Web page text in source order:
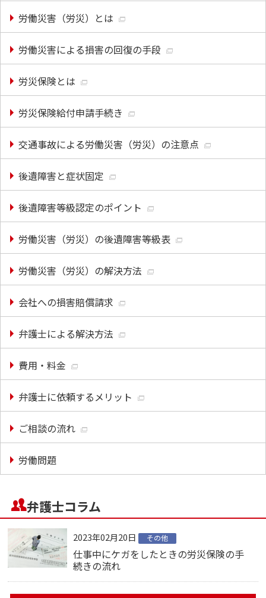
労働災害（労災）とは
労働災害による損害の回復の手段
労災保険とは
労災保険給付申請手続き
交通事故による労働災害（労災）の注意点
後遺障害と症状固定
後遺障害等級認定のポイント
労働災害（労災）の後遺障害等級表
労働災害（労災）の解決方法
会社への損害賠償請求
弁護士による解決方法
費用・料金
弁護士に依頼するメリット
ご相談の流れ
労働問題
弁護士コラム
2023年02月20日 その他
仕事中にケガをしたときの労災保険の手
続きの流れ